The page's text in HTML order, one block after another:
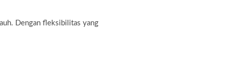
Dengan fleksibilitas yang